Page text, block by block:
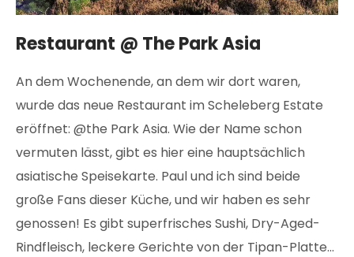
Restaurant @ The Park Asia
An dem Wochenende, an dem wir dort waren,
wurde das neue Restaurant im Scheleberg Estate
eröffnet: @the Park Asia. Wie der Name schon
vermuten lässt, gibt es hier eine hauptsächlich
asiatische Speisekarte. Paul und ich sind beide
große Fans dieser Küche, und wir haben es sehr
genossen! Es gibt superfrisches Sushi, Dry-Aged-
Rindfleisch, leckere Gerichte von der Tipan-Platte...